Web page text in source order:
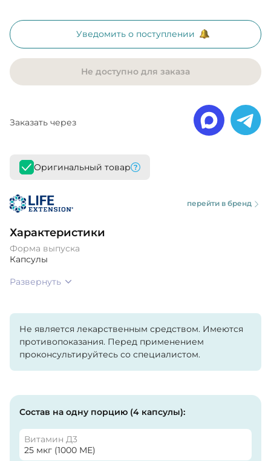
Уведомить о поступлении
Не доступно для заказа
Заказать через
Оригинальный товар
перейти в бренд
Характеристики
Форма выпуска
Капсулы
Развернуть
Не является лекарственным средством. Имеются
противопоказания. Перед применением
проконсультируйтесь со специалистом.
Состав на одну порцию (4 капсулы):
Витамин Д3
25 мкг (1000 МЕ)